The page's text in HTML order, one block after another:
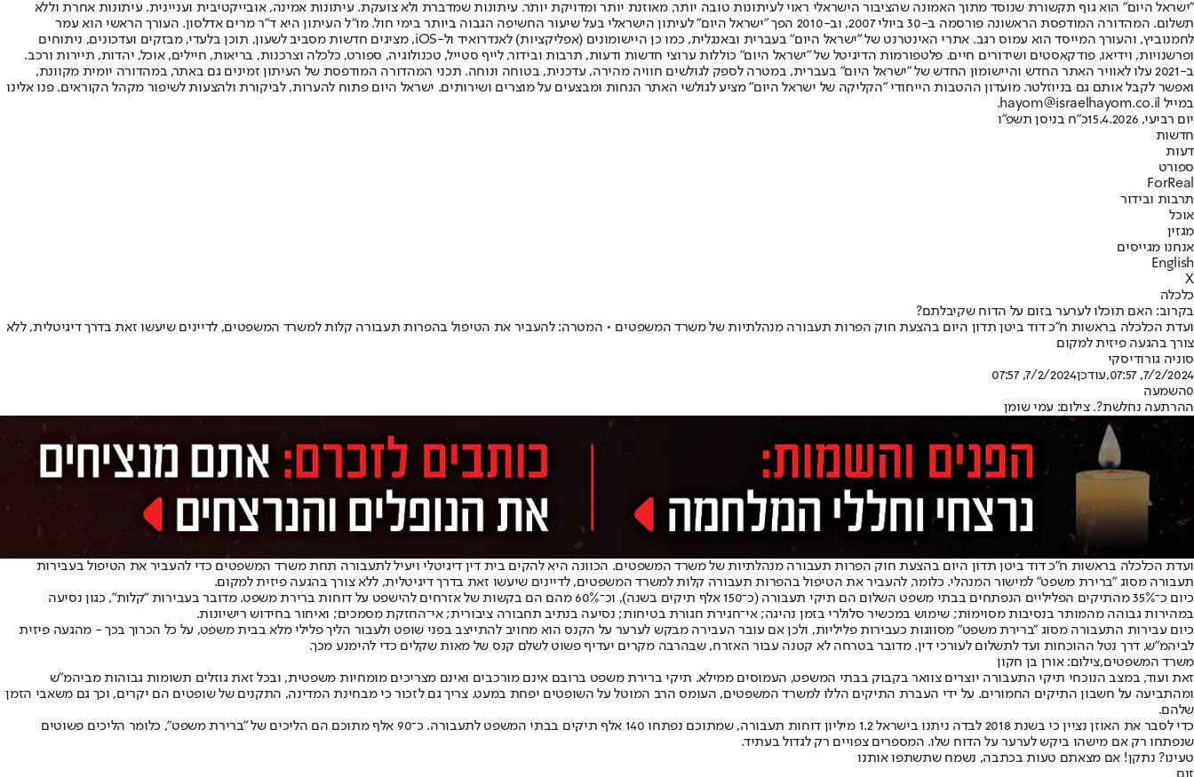
"ישראל היום" הוא גוף תקשורת שנוסד מתוך האמונה שהציבור הישראלי ראוי לעיתונות טובה יותר, מאוזנת יותר ומדויקת יותר. עיתונות שמדברת ולא צועקת. עיתונות אמינה, אובייקטיבית ועניינית. עיתונות אחרת וללא
תשלום. המהדורה המודפסת הראשונה פורסמה ב-30 ביולי 2007, וב-2010 הפך "ישראל היום" לעיתון הישראלי בעל שיעור החשיפה הגבוה ביותר בימי חול. מו"ל העיתון היא ד"ר מרים אדלסון. העורך הראשי הוא עמר
לחמנוביץ, והעורך המייסד הוא עמוס רגב. אתרי האינטרנט של "ישראל היום" בעברית ובאנגלית, כמו כן היישומונים (אפליקציות) לאנדרואיד ול-iOS, מציגים חדשות מסביב לשעון, תוכן בלעדי, מבזקים ועדכונים, ניתוחים
ופרשנויות, וידיאו, פודקאסטים ושידורים חיים. פלטפורמות הדיגיטל של "ישראל היום" כוללות ערוצי חדשות ודעות, תרבות ובידור, לייף סטייל, טכנולוגיה, ספורט, כלכלה וצרכנות, בריאות, חיילים, אוכל, יהדות, תיירות ורכב.
ב-2021 עלו לאוויר האתר החדש והיישומון החדש של "ישראל היום" בעברית, במטרה לספק לגולשים חוויה מהירה, עדכנית, בטוחה ונוחה. תכני המהדורה המודפסת של העיתון זמינים גם באתר, במהדורה יומית מקוונת,
ואפשר לקבל אותם גם בניוזלטר. מועדון ההטבות הייחודי "הקליקה של ישראל היום" מציע לגולשי האתר הנחות ומבצעים על מוצרים ושירותים. ישראל היום פתוח להערות, לביקורת ולהצעות לשיפור מקהל הקוראים. פנו אלינו
במייל hayom@israelhayom.co.il.
יום רביעי, 15.4.2026
כ"ח בניסן תשפ"ו
חדשות
דעות
ספורט
ForReal
תרבות ובידור
אוכל
מגזין
אנחנו מגייסים
English
X
כלכלה
בקרוב: האם תוכלו לערער בזום על הדוח שקיבלתם?
ועדת הכלכלה בראשות ח"כ דוד ביטן תדון היום בהצעת חוק הפרות תעבורה מנהלתיות של משרד המשפטים • המטרה: להעביר את הטיפול בהפרות תעבורה קלות למשרד המשפטים, לדיינים שיעשו זאת בדרך דיגיטלית, ללא
צורך בהגעה פיזית למקום
סוניה גורודיסקי
7/2/2024, 07:57
,עודכן7/2/2024, 07:57
0השמעה
ההרתעה נחלשת?. צילום: עמי שומן
ועדת הכלכלה בראשות ח"כ דוד ביטן תדון היום בהצעת חוק הפרות תעבורה מנהלתיות של משרד המשפטים. הכוונה היא להקים בית דין דיגיטלי ויעיל לתעבורה תחת משרד המשפטים כדי להעביר את הטיפול בעבירות
תעבורה מסוג "ברירת משפט" למישור המנהלי. כלומר, להעביר את הטיפול בהפרות תעבורה קלות למשרד המשפטים, לדיינים שיעשו זאת בדרך דיגיטלית, ללא צורך בהגעה פיזית למקום.
כיום כ־35% מהתיקים הפליליים הנפתחים בבתי משפט השלום הם תיקי תעבורה (כ־150 אלף תיקים בשנה), וכ־60% מהם הם בקשות של אזרחים להישפט על דוחות ברירת משפט. מדובר בעבירות "קלות", כגון נסיעה
במהירות גבוהה מהמותר בנסיבות מסוימות; שימוש במכשיר סלולרי בזמן נהיגה; אי־חגירת חגורת בטיחות; נסיעה בנתיב תחבורה ציבורית; אי־החזקת מסמכים; ואיחור בחידוש רישיונות.
כיום עבירות התעבורה מסוג "ברירת משפט" מסווגות כעבירות פליליות, ולכן אם עובר העבירה מבקש לערער על הקנס הוא מחויב להתייצב בפני שופט ולעבור הליך פלילי מלא בבית משפט, על כל הכרוך בכך - מהגעה פיזית
לביהמ"ש, דרך נטל ההוכחות ועד לתשלום לעורכי דין. מדובר בטרחה לא קטנה עבור האזרח, שבהרבה מקרים יעדיף פשוט לשלם קנס של מאות שקלים כדי להימנע מכך.
משרד המשפטים,צילום: אורן בן חקון
זאת ועוד, במצב הנוכחי תיקי התעבורה יוצרים צוואר בקבוק בבתי המשפט, העמוסים ממילא. תיקי ברירת משפט ברובם אינם מורכבים ואינם מצריכים מומחיות משפטית, ובכל זאת גוזלים תשומות גבוהות מביהמ"ש
ומהתביעה על חשבון התיקים החמורים. על ידי העברת התיקים הללו למשרד המשפטים, העומס הרב המוטל על השופטים יפחת במעט. צריך גם לזכור כי מבחינת המדינה, התקנים של שופטים הם יקרים, וכך גם משאבי הזמן
שלהם.
כדי לסבר את האוזן נציין כי בשנת 2018 לבדה ניתנו בישראל 1.2 מיליון דוחות תעבורה, שמתוכם נפתחו 140 אלף תיקים בבתי המשפט לתעבורה. כ־90 אלף מתוכם הם הליכים של "ברירת משפט", כלומר הליכים פשוטים
שנפתחו רק אם מישהו ביקש לערער על הדוח שלו. המספרים צפויים רק לגדול בעתיד.
טעינו? נתקן! אם מצאתם טעות בכתבה, נשמח שתשתפו אותנו